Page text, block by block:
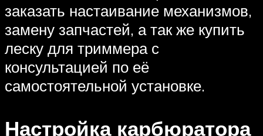
заказать настаивание механизмов,
замену запчастей, а так же купить
леску для триммера с
консультацией по её
самостоятельной установке.
Настройка карбюратора